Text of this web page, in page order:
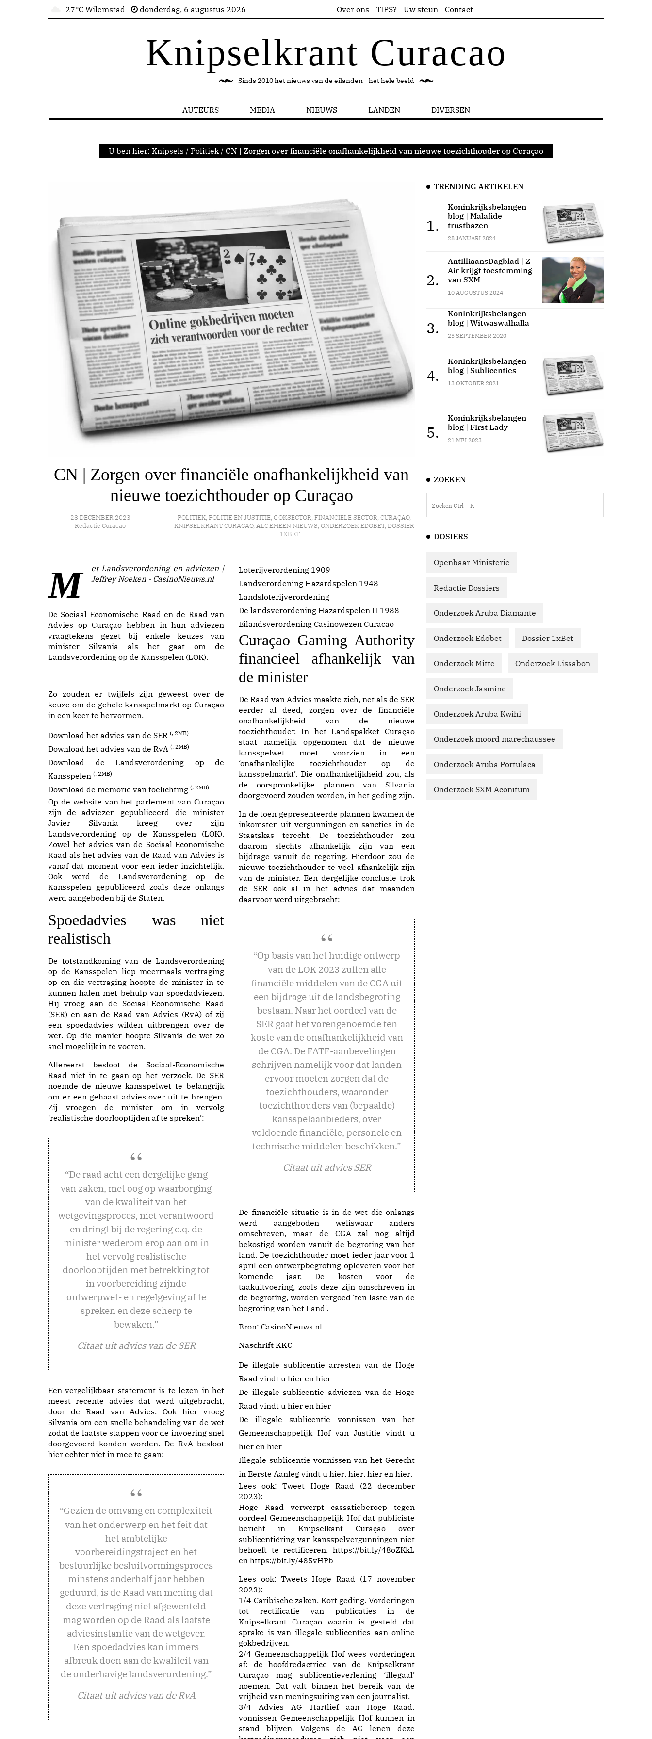
27°C Wilemstad donderdag, 6 augustus 2026 Over ons TIPS? Uw steun Contact
Knipselkrant Curacao
Sinds 2010 het nieuws van de eilanden - het hele beeld
AUTEURS MEDIA NIEUWS LANDEN DIVERSEN
U ben hier: Knipsels / Politiek / CN | Zorgen over financiële onafhankelijkheid van nieuwe toezichthouder op Curaçao
CN | Zorgen over financiële onafhankelijkheid van
nieuwe toezichthouder op Curaçao
28 DECEMBER 2023
Redactie Curacao
POLITIEK,POLITIE EN JUSTITIE,GOKSECTOR,FINANCIELE SECTOR,CURAÇAO,
KNIPSELKRANT CURACAO,ALGEMEEN NIEUWS,ONDERZOEK EDOBET,DOSSIER
1XBET
Met Landsverordening en adviezen | Jeffrey Noeken - CasinoNieuws.nl
De Sociaal-Economische Raad en de Raad van
Advies op Curaçao hebben in hun adviezen
vraagtekens gezet bij enkele keuzes van
minister Silvania als het gaat om de
Landsverordening op de Kansspelen (LOK).
Zo zouden er twijfels zijn geweest over de
keuze om de gehele kansspelmarkt op Curaçao
in een keer te hervormen.
Download het advies van de SER (, 2MB)
Download het advies van de RvA (, 2MB)
Download de Landsverordening op de
Kansspelen (, 2MB)
Download de memorie van toelichting (, 2MB)
Op de website van het parlement van Curaçao
zijn de adviezen gepubliceerd die minister
Javier Silvania kreeg over zijn
Landsverordening op de Kansspelen (LOK).
Zowel het advies van de Sociaal-Economische
Raad als het advies van de Raad van Advies is
vanaf dat moment voor een ieder inzichtelijk.
Ook werd de Landsverordening op de
Kansspelen gepubliceerd zoals deze onlangs
werd aangeboden bij de Staten.
Spoedadvies was niet
realistisch
De totstandkoming van de Landsverordening
op de Kansspelen liep meermaals vertraging
op en die vertraging hoopte de minister in te
kunnen halen met behulp van spoedadviezen.
Hij vroeg aan de Sociaal-Economische Raad
(SER) en aan de Raad van Advies (RvA) of zij
een spoedadvies wilden uitbrengen over de
wet. Op die manier hoopte Silvania de wet zo
snel mogelijk in te voeren.
Allereerst besloot de Sociaal-Economische
Raad niet in te gaan op het verzoek. De SER
noemde de nieuwe kansspelwet te belangrijk
om er een gehaast advies over uit te brengen.
Zij vroegen de minister om in vervolg
‘realistische doorlooptijden af te spreken’:
“De raad acht een dergelijke gang
van zaken, met oog op waarborging
van de kwaliteit van het
wetgevingsproces, niet verantwoord
en dringt bij de regering c.q. de
minister wederom erop aan om in
het vervolg realistische
doorlooptijden met betrekking tot
in voorbereiding zijnde
ontwerpwet- en regelgeving af te
spreken en deze scherp te
bewaken.”
Citaat uit advies van de SER
Een vergelijkbaar statement is te lezen in het
meest recente advies dat werd uitgebracht,
door de Raad van Advies. Ook hier vroeg
Silvania om een snelle behandeling van de wet
zodat de laatste stappen voor de invoering snel
doorgevoerd konden worden. De RvA besloot
hier echter niet in mee te gaan:
“Gezien de omvang en complexiteit
van het onderwerp en het feit dat
het ambtelijke
voorbereidingstraject en het
bestuurlijke besluitvormingsproces
minstens anderhalf jaar hebben
geduurd, is de Raad van mening dat
deze vertraging niet afgewenteld
mag worden op de Raad als laatste
adviesinstantie van de wetgever.
Een spoedadvies kan immers
afbreuk doen aan de kwaliteit van
de onderhavige landsverordening.”
Citaat uit advies van de RvA
Loterijverordening 1909
Landverordening Hazardspelen 1948
Landsloterijverordening
De landsverordening Hazardspelen II 1988
Eilandsverordening Casinowezen Curacao
Curaçao Gaming Authority
financieel afhankelijk van
de minister
De Raad van Advies maakte zich, net als de SER
eerder al deed, zorgen over de financiële
onafhankelijkheid van de nieuwe
toezichthouder. In het Landspakket Curaçao
staat namelijk opgenomen dat de nieuwe
kansspelwet moet voorzien in een
‘onafhankelijke toezichthouder op de
kansspelmarkt’. Die onafhankelijkheid zou, als
de oorspronkelijke plannen van Silvania
doorgevoerd zouden worden, in het geding zijn.
In de toen gepresenteerde plannen kwamen de
inkomsten uit vergunningen en sancties in de
Staatskas terecht. De toezichthouder zou
daarom slechts afhankelijk zijn van een
bijdrage vanuit de regering. Hierdoor zou de
nieuwe toezichthouder te veel afhankelijk zijn
van de minister. Een dergelijke conclusie trok
de SER ook al in het advies dat maanden
daarvoor werd uitgebracht:
“Op basis van het huidige ontwerp
van de LOK 2023 zullen alle
financiële middelen van de CGA uit
een bijdrage uit de landsbegroting
bestaan. Naar het oordeel van de
SER gaat het vorengenoemde ten
koste van de onafhankelijkheid van
de CGA. De FATF-aanbevelingen
schrijven namelijk voor dat landen
ervoor moeten zorgen dat de
toezichthouders, waaronder
toezichthouders van (bepaalde)
kansspelaanbieders, over
voldoende financiële, personele en
technische middelen beschikken.”
Citaat uit advies SER
De financiële situatie is in de wet die onlangs
werd aangeboden weliswaar anders
omschreven, maar de CGA zal nog altijd
bekostigd worden vanuit de begroting van het
land. De toezichthouder moet ieder jaar voor 1
april een ontwerpbegroting opleveren voor het
komende jaar. De kosten voor de
taakuitvoering, zoals deze zijn omschreven in
de begroting, worden vergoed ’ten laste van de
begroting van het Land’.
Bron: CasinoNieuws.nl
Naschrift KKC
De illegale sublicentie arresten van de Hoge
Raad vindt u hier en hier
De illegale sublicentie adviezen van de Hoge
Raad vindt u hier en hier
De illegale sublicentie vonnissen van het
Gemeenschappelijk Hof van Justitie vindt u
hier en hier
Illegale sublicentie vonnissen van het Gerecht
in Eerste Aanleg vindt u hier, hier, hier en hier.
Lees ook: Tweet Hoge Raad (22 december
2023):
Hoge Raad verwerpt cassatieberoep tegen
oordeel Gemeenschappelijk Hof dat publiciste
bericht in Knipselkant Curaçao over
sublicentiëring van kansspelvergunningen niet
behoeft te rectificeren. https://bit.ly/48oZKkL
en https://bit.ly/485vHPb
Lees ook: Tweets Hoge Raad (17 november
2023):
1/4 Caribische zaken. Kort geding. Vorderingen
tot rectificatie van publicaties in de
Knipselkrant Curaçao waarin is gesteld dat
sprake is van illegale sublicenties aan online
gokbedrijven.
2/4 Gemeenschappelijk Hof wees vorderingen
af: de hoofdredactrice van de Knipselkrant
Curaçao mag sublicentieverlening ‘illegaal’
noemen. Dat valt binnen het bereik van de
vrijheid van meningsuiting van een journalist.
3/4 Advies AG Hartlief aan Hoge Raad:
vonnissen Gemeenschappelijk Hof kunnen in
stand blijven. Volgens de AG lenen deze
TRENDING ARTIKELEN
1.
Koninkrijksbelangen
blog | Malafide
trustbazen
28 JANUARI 2024
2.
AntilliaansDagblad | Z
Air krijgt toestemming
van SXM
10 AUGUSTUS 2024
3.
Koninkrijksbelangen
blog | Witwaswalhalla
23 SEPTEMBER 2020
4.
Koninkrijksbelangen
blog | Sublicenties
13 OKTOBER 2021
5.
Koninkrijksbelangen
blog | First Lady
21 MEI 2023
ZOEKEN
DOSIERS
Openbaar Ministerie
Redactie Dossiers
Onderzoek Aruba Diamante
Onderzoek Edobet Dossier 1xBet
Onderzoek Mitte Onderzoek Lissabon
Onderzoek Jasmine
Onderzoek Aruba Kwihi
Onderzoek moord marechaussee
Onderzoek Aruba Portulaca
Onderzoek SXM Aconitum